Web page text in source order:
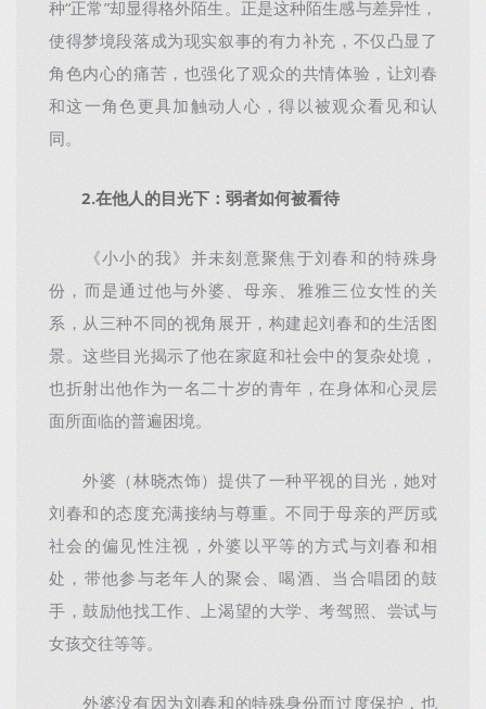
种“正常”却显得格外陌生。正是这种陌生感与差异性，
使得梦境段落成为现实叙事的有力补充，不仅凸显了
角色内心的痛苦，也强化了观众的共情体验，让刘春
和这一角色更具加触动人心，得以被观众看见和认
同。
2.在他人的目光下：弱者如何被看待
《小小的我》并未刻意聚焦于刘春和的特殊身
份，而是通过他与外婆、母亲、雅雅三位女性的关
系，从三种不同的视角展开，构建起刘春和的生活图
景。这些目光揭示了他在家庭和社会中的复杂处境，
也折射出他作为一名二十岁的青年，在身体和心灵层
面所面临的普遍困境。
外婆（林晓杰饰）提供了一种平视的目光，她对
刘春和的态度充满接纳与尊重。不同于母亲的严厉或
社会的偏见性注视，外婆以平等的方式与刘春和相
处，带他参与老年人的聚会、喝酒、当合唱团的鼓
手，鼓励他找工作、上渴望的大学、考驾照、尝试与
女孩交往等等。
外婆没有因为刘春和的特殊身份而过度保护，也